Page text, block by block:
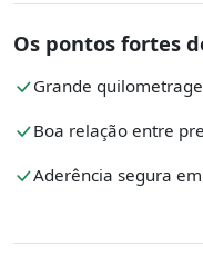
Os pontos fortes
Grande
Boa relação entre
Aderência segura